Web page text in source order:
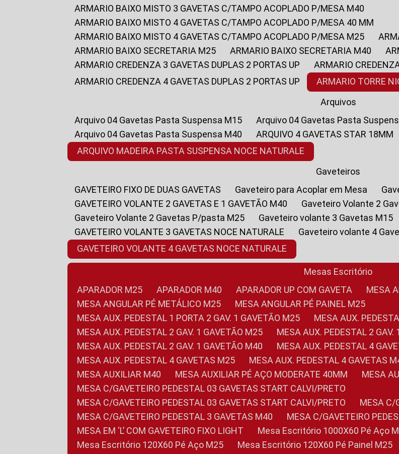
ARMARIO BAIXO MISTO 3 GAVETAS C/TAMPO ACOPLADO P/MESA M40
ARMARIO BAIXO MISTO 4 GAVETAS C/TAMPO ACOPLADO P/MESA 40 MM
ARMARIO BAIXO MISTO 4 GAVETAS C/TAMPO ACOPLADO P/MESA M25
ARMARIO BAIXO SECRETARIA M25
ARMARIO BAIXO SECRETARIA M40
ARMARIO CREDENZA 3 GAVETAS DUPLAS 2 PORTAS UP
ARMARIO
ARMARIO CREDENZA 4 GAVETAS DUPLAS 2 PORTAS UP
ARMARIO TORRE
Arquivos
Arquivo 04 Gavetas Pasta Suspensa M15
Arquivo 04 Gavetas Pasta
Arquivo 04 Gavetas Pasta Suspensa M40
ARQUIVO 4 GAVETAS STAR 18MM
ARQUIVO MADEIRA PASTA SUSPENSA NOCE NATURALE
Gaveteiros
GAVETEIRO FIXO DE DUAS GAVETAS
Gaveteiro para Acoplar em Mesa
GAVETEIRO VOLANTE 2 GAVETAS E 1 GAVETÃO M40
Gaveteiro Volante 2
Gaveteiro Volante 2 Gavetas P/pasta M25
Gaveteiro volante 3 Gavetas M15
GAVETEIRO VOLANTE 3 GAVETAS NOCE NATURALE
Gaveteiro volante 4
GAVETEIRO VOLANTE 4 GAVETAS NOCE NATURALE
Mesas Escritório
APARADOR M25
APARADOR M40 APARADOR UP COM GAVETA
MESA
MESA ANGULAR PÉ METÁLICO M25
MESA ANGULAR PÉ PAINEL M25
MESA AUX. PEDESTAL 1 PORTA 2 GAV. 1 GAVETÃO M25
MESA AUX.
MESA AUX. PEDESTAL 2 GAV. 1 GAVETÃO M25
MESA AUX. PEDESTAL 2
MESA AUX. PEDESTAL 2 GAV. 1 GAVETÃO M40
MESA AUX. PEDESTAL 4
MESA AUX. PEDESTAL 4 GAVETAS M25
MESA AUX. PEDESTAL 4 GAVETAS
MESA AUXILIAR M40
MESA AUXILIAR PÉ AÇO MODERATE 40MM
MESA
MESA C/GAVETEIRO PEDESTAL 03 GAVETAS START CALVI/PRETO
MESA C/GAVETEIRO PEDESTAL 03 GAVETAS START CALVI/PRETO
MESA
MESA C/GAVETEIRO PEDESTAL 3 GAVETAS M40
MESA C/GAVETEIRO
MESA EM ‘L’ COM GAVETEIRO FIXO LIGHT
Mesa Escritório 1000X60 Pé Aço
Mesa Escritório 120X60 Pé Aço M25
Mesa Escritório 120X60 Pé Painel M25